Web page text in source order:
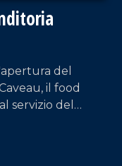
del
il food
servizio del